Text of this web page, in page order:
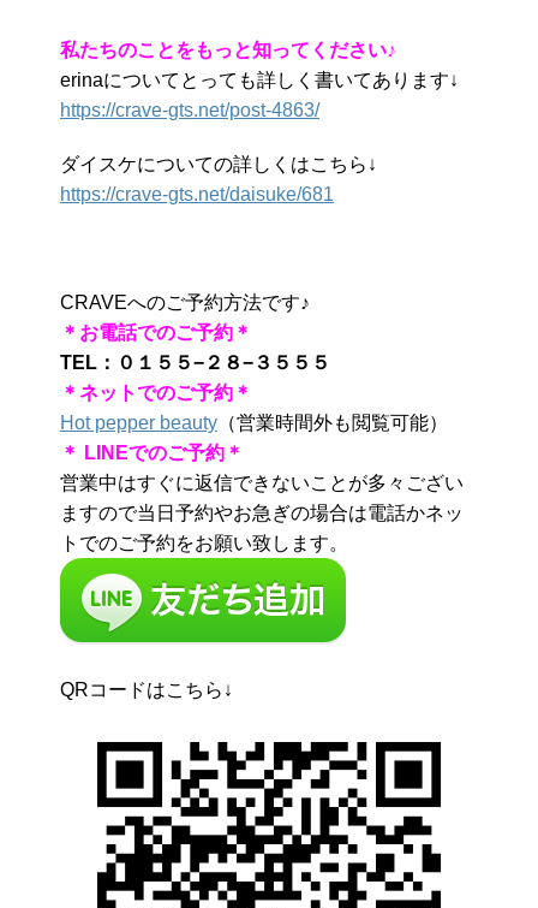
私たちのことをもっと知ってください♪
erinaについてとっても詳しく書いてあります↓
https://crave-gts.net/post-4863/
ダイスケについての詳しくはこちら↓
https://crave-gts.net/daisuke/681
CRAVEへのご予約方法です♪
＊お電話でのご予約＊
TEL：０１５５−２８−３５５５
＊ネットでのご予約＊
Hot pepper beauty （営業時間外も閲覧可能）
＊ LINEでのご予約＊
営業中はすぐに返信できないことが多々ござい
ますので当日予約やお急ぎの場合は電話かネッ
トでのご予約をお願い致します。
QRコードはこちら↓